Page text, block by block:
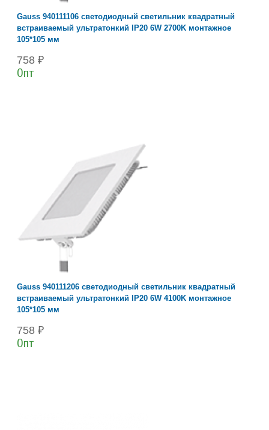
Gauss 940111106 светодиодный светильник квадратный
встраиваемый ультратонкий IP20 6W 2700K монтажное
105*105 мм
758 ₽
Опт
Gauss 940111206 светодиодный светильник квадратный
встраиваемый ультратонкий IP20 6W 4100K монтажное
105*105 мм
758 ₽
Опт